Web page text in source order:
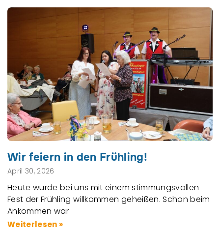
Wir feiern in den Frühling!
April 30, 2026
Heute wurde bei uns mit einem stimmungsvollen
Fest der Frühling willkommen geheißen. Schon beim
Ankommen war
Weiterlesen »